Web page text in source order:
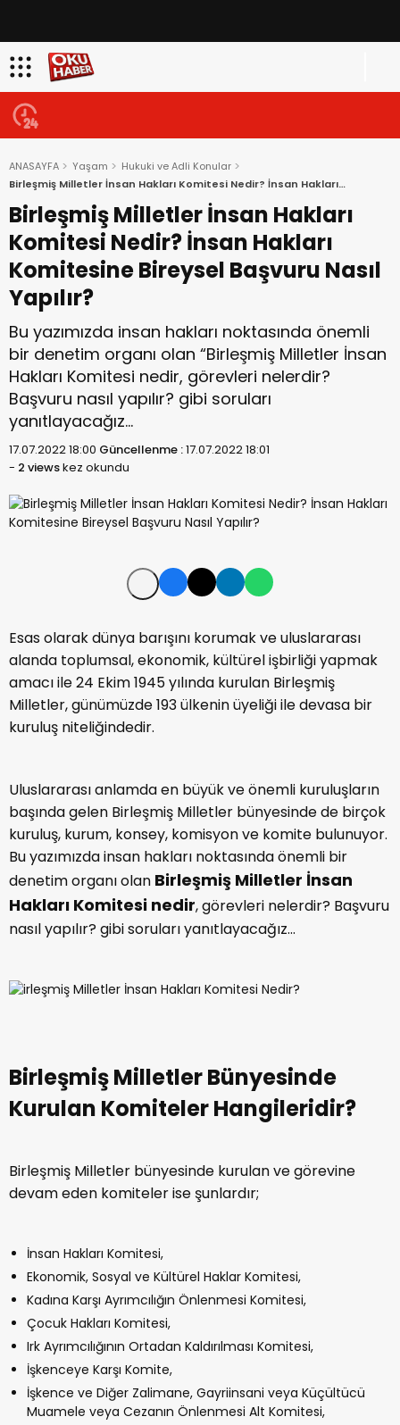
ANASAYFA Yaşam
Hukuki ve Adli Konular
Birleşmiş Milletler İnsan Hakları Komitesi Nedir? İnsan Hakları
Komitesine Bireysel Başvuru Nasıl Yapılır?
Birleşmiş Milletler İnsan Hakları
Komitesi Nedir? İnsan Hakları
Komitesine Bireysel Başvuru Nasıl
Yapılır?
Bu yazımızda insan hakları noktasında önemli
bir denetim organı olan “Birleşmiş Milletler İnsan
Hakları Komitesi nedir, görevleri nelerdir?
Başvuru nasıl yapılır? gibi soruları
yanıtlayacağız…
17.07.2022 18:00 Güncellenme :17.07.2022 18:01
- 2 viewskez okundu
Esas olarak dünya barışını korumak ve uluslararası
alanda toplumsal, ekonomik, kültürel işbirliği yapmak
amacı ile 24 Ekim 1945 yılında kurulan Birleşmiş
Milletler, günümüzde 193 ülkenin üyeliği ile devasa bir
kuruluş niteliğindedir.
Uluslararası anlamda en büyük ve önemli kuruluşların
başında gelen Birleşmiş Milletler bünyesinde de birçok
kuruluş, kurum, konsey, komisyon ve komite bulunuyor.
Bu yazımızda insan hakları noktasında önemli bir
denetim organı olan Birleşmiş Milletler İnsan
Hakları Komitesi nedir, görevleri nelerdir? Başvuru
nasıl yapılır? gibi soruları yanıtlayacağız...
Birleşmiş Milletler Bünyesinde
Kurulan Komiteler Hangileridir?
Birleşmiş Milletler bünyesinde kurulan ve görevine
devam eden komiteler ise şunlardır;
İnsan Hakları Komitesi,
Ekonomik, Sosyal ve Kültürel Haklar Komitesi,
Kadına Karşı Ayrımcılığın Önlenmesi Komitesi,
Çocuk Hakları Komitesi,
Irk Ayrımcılığının Ortadan Kaldırılması Komitesi,
İşkenceye Karşı Komite,
İşkence ve Diğer Zalimane, Gayriinsani veya Küçültücü
Muamele veya Cezanın Önlenmesi Alt Komitesi,